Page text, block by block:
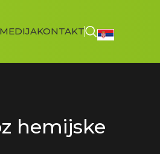
KONTAKT
hemijske